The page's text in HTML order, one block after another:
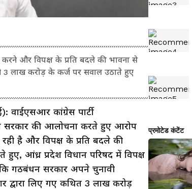
और विपक्ष के प्रति बदले की भावना से
3 लाख करोड़ के कर्ज पर सवाल उठाते हुए
कांग्रेस पार्टी
सरकार की आलोचना करते हुए आरोप
है और विपक्ष के प्रति बदले की
आंध्र प्रदेश विधान परिषद में विपक्ष
गठबंधन सरकार अपने चुनावी
द्वारा लिए गए कथित 3 लाख करोड़